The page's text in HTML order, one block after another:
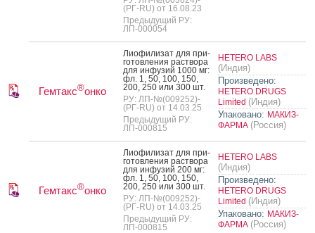
(РГ-RU) от 16.08.23
Предыдущий РУ:
ЛП-000054
Гемтакс®онко
Ли­офи­лизат для при­
готов­ле­ния рас­тво­ра
для ин­фу­зий 1000 мг:
фл. 1, 50, 100, 150,
200, 250 или 300 шт.
РУ: ЛП-№(009252)-
(РГ-RU) от 14.03.25
Предыдущий РУ:
ЛП-000815
HETERO LABS
(Индия)
Произведено:
HETERO DRUGS
Limited (Индия)
Упаковано: МАКИЗ-
ФАРМА (Россия)
Гемтакс®онко
Ли­офи­лизат для при­
готов­ле­ния рас­тво­ра
для ин­фу­зий 200 мг:
фл. 1, 50, 100, 150,
200, 250 или 300 шт.
РУ: ЛП-№(009252)-
(РГ-RU) от 14.03.25
Предыдущий РУ:
ЛП-000815
HETERO LABS
(Индия)
Произведено:
HETERO DRUGS
Limited (Индия)
Упаковано: МАКИЗ-
ФАРМА (Россия)